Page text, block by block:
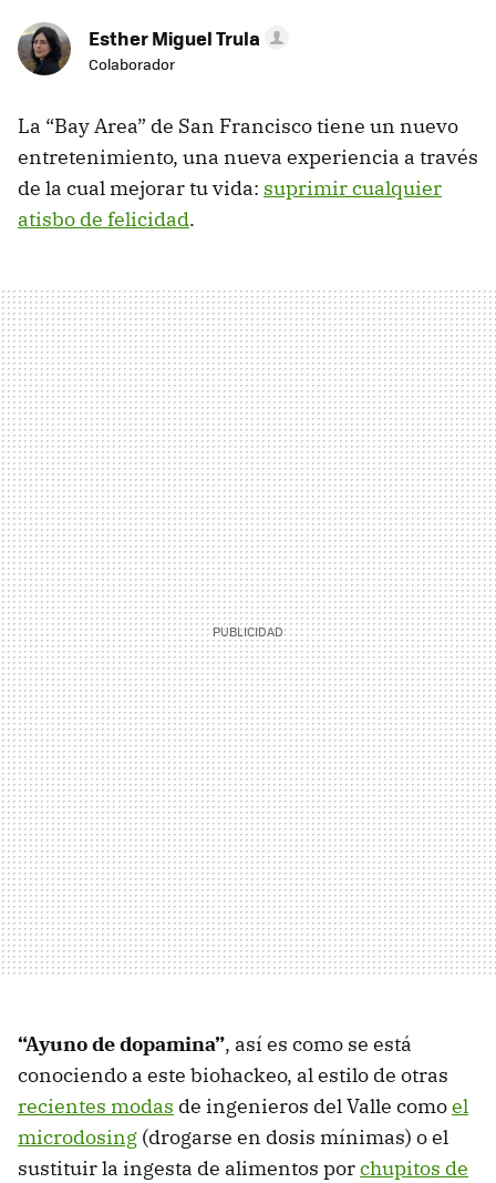
Esther Miguel Trula
Colaborador
La “Bay Area” de San Francisco tiene un nuevo
entretenimiento, una nueva experiencia a través
de la cual mejorar tu vida: suprimir cualquier
atisbo de felicidad.
“Ayuno de dopamina”, así es como se está
conociendo a este biohackeo, al estilo de otras
recientes modas de ingenieros del Valle comoel
microdosing (drogarse en dosis mínimas) o el
sustituir la ingesta de alimentos porchupitos de